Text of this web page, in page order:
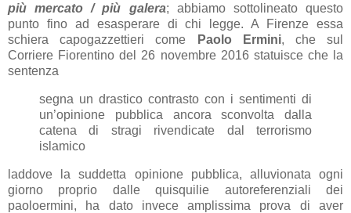
più mercato / più galera; abbiamo sottolineato questo
punto fino ad esasperare di chi legge. A Firenze essa
schiera capogazzettieri come
Paolo Ermini, che sul
Corriere Fiorentino del 26 novembre 2016 statuisce che la
sentenza
segna un drastico contrasto con i sentimenti di
un’opinione pubblica ancora sconvolta dalla
catena di stragi rivendicate dal terrorismo
islamico
laddove la suddetta opinione pubblica, alluvionata ogni
giorno proprio dalle quisquilie autoreferenziali dei
paoloermini, ha dato invece amplissima prova di aver